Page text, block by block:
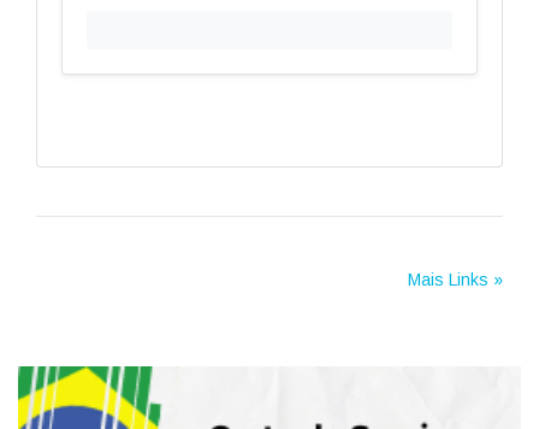
Mais Links »